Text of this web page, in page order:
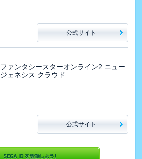
公式サイト
ファンタシースターオンライン2 ニュー
ジェネシス クラウド
公式サイト